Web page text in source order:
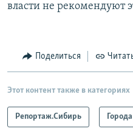
власти не рекомендуют
Поделиться
Этот контент также в категориях
Репортаж.Сибирь Города